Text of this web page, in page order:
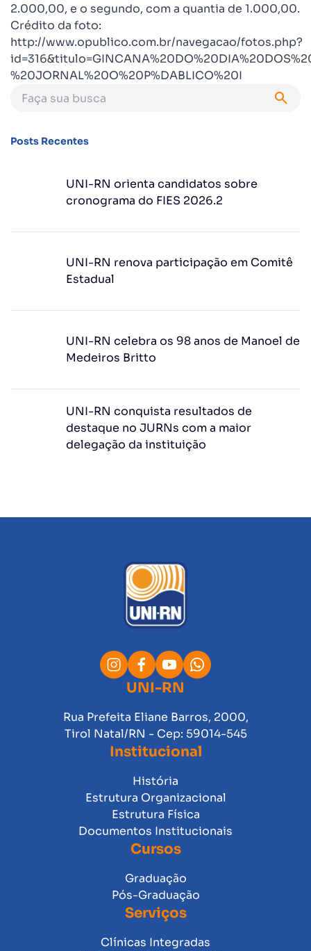
2.000,00, e o segundo, com a quantia de 1.000,00.
Crédito da foto:
http://www.opublico.com.br/navegacao/fotos.php?
%20JORNAL%20O%20P%DABLICO%20I
Posts Recentes
UNI-RN orienta candidatos sobre
cronograma do FIES 2026.2
UNI-RN renova participação em Comitê
Estadual
UNI-RN celebra os 98 anos de Manoel de
Medeiros Britto
UNI-RN conquista resultados de
destaque no JURNs com a maior
delegação da instituição
UNI-RN
Rua Prefeita Eliane Barros, 2000,
Tirol Natal/RN - Cep: 59014-545
Institucional
História
Estrutura Organizacional
Estrutura Física
Documentos Institucionais
Cursos
Graduação
Pós-Graduação
Serviços
Clínicas Integradas